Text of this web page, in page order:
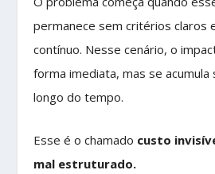
permanece sem critérios claros
contínuo. Nesse cenário, o
forma imediata, mas se acumula
longo do tempo.
Esse é o chamado custo
mal estruturado.